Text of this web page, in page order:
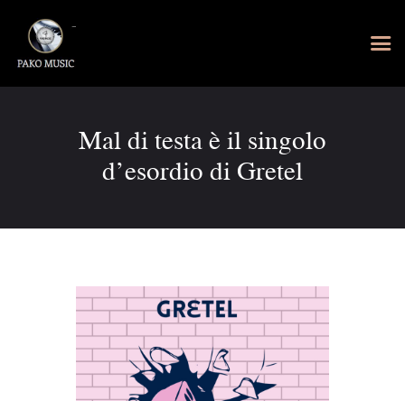
Mal di testa è il singolo
d’esordio di Gretel